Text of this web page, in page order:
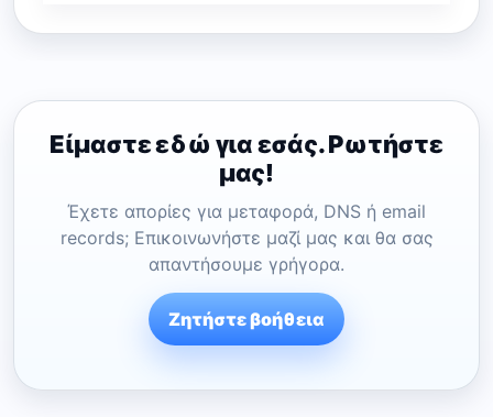
Είμαστε εδώ για εσάς. Ρωτήστε
μας!
Έχετε απορίες για μεταφορά, DNS ή email
records; Επικοινωνήστε μαζί μας και θα σας
απαντήσουμε γρήγορα.
Ζητήστε βοήθεια